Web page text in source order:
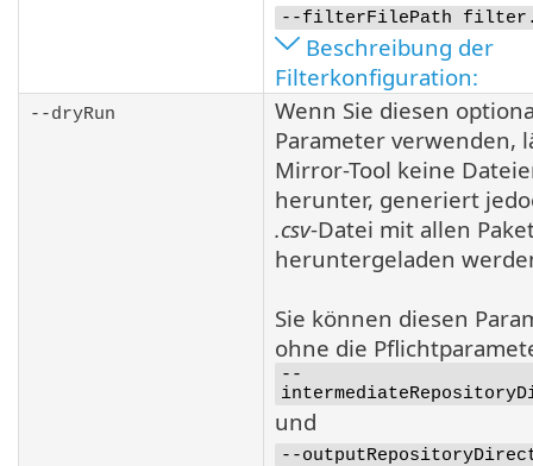
--filterFilePath
Beschreibung der
Filterkonfiguration:
--dryRun
Wenn Sie diesen
Parameter verwenden,
Mirror-Tool keine
herunter, generiert
.csv-Datei mit allen
heruntergeladen
Sie können diesen
ohne die
--
und
--